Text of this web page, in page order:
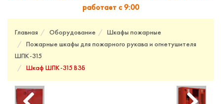
работает с 9:00
Главная Оборудование
Шкафы пожарные
Пожарные шкафы для пожарного рукава и огнетушителя
ШПК-315
Шкаф ШПК-315 ВЗБ